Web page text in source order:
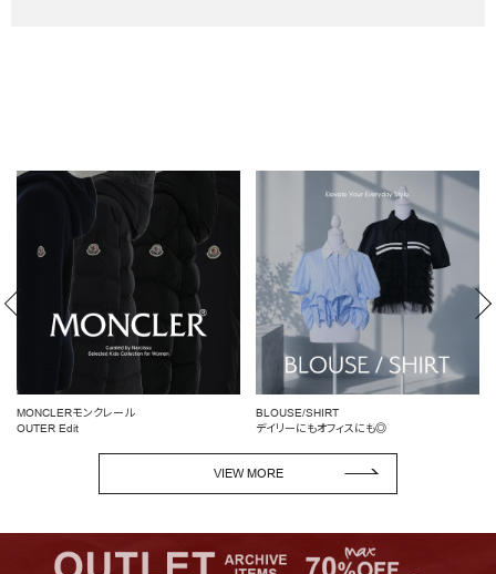
MONCLERモンクレール
OUTER Edit
BLOUSE/SHIRT
デイリーにもオフィスにも◎
VIEW MORE